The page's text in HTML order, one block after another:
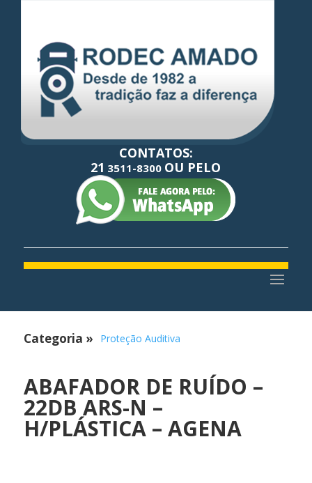
CONTATOS:
21 3511-8300 OU PELO
Categoria » Proteção Auditiva
ABAFADOR DE RUÍDO –
22DB ARS-N –
H/PLÁSTICA – AGENA